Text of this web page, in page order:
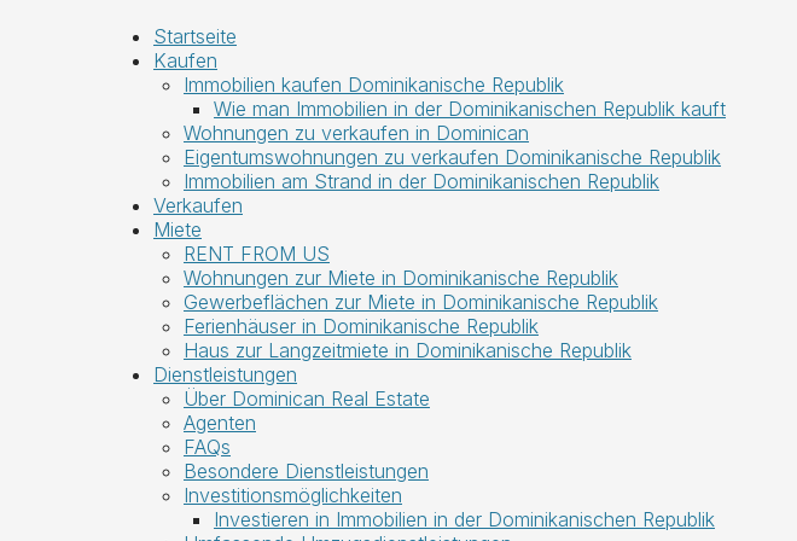
Startseite
Kaufen
Immobilien kaufen Dominikanische Republik
Wie man Immobilien in der Dominikanischen Republik kauft
Wohnungen zu verkaufen in Dominican
Eigentumswohnungen zu verkaufen Dominikanische Republik
Immobilien am Strand in der Dominikanischen Republik
Verkaufen
Miete
RENT FROM US
Wohnungen zur Miete in Dominikanische Republik
Gewerbeflächen zur Miete in Dominikanische Republik
Ferienhäuser in Dominikanische Republik
Haus zur Langzeitmiete in Dominikanische Republik
Dienstleistungen
Über Dominican Real Estate
Agenten
FAQs
Besondere Dienstleistungen
Investitionsmöglichkeiten
Investieren in Immobilien in der Dominikanischen Republik